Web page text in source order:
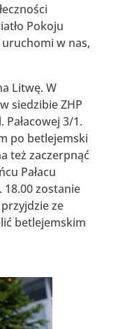
Pokoju
w nas,
Litwę. W
siedzibie ZHP
Pałacowej 3/1.
po betlejemski
też zaczerpnąć
Pałacu
18.00 zostanie
ze
betlejemskim